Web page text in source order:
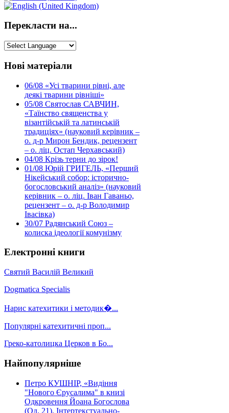
Перекласти на...
Нові матеріали
06/08 «Усі тварини рівні, але
деякі тварини рівніші»
05/08 Святослав САВЧИН,
«Таїнство священства у
візантійській та латинській
традиціях» (науковий керівник –
о. д-р Мирон Бендик, рецензент
– о. ліц. Остап Черхавський)
04/08 Крізь терни до зірок!
01/08 Юрій ГРИГЕЛЬ, «Перший
Нікейський собор: історично-
богословський аналіз» (науковий
керівник – о. ліц. Іван Гаваньо,
рецензент – о. д-р Володимир
Івасівка)
30/07 Радянський Союз –
колиска ідеології комунізму
Електронні книги
Святий Василій Великий
Dogmatica Specialis
Нарис катехитики і методик�...
Популярні катехитичні проп...
Греко-католицка Церков в Бо...
Найпопулярніше
Петро КУШНІР, «Видіння
"Нового Єрусалима" в книзі
Одкровення Йоана Богослова
(Од. 21). Інтертекстуально-